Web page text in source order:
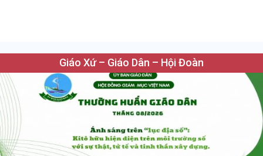
Giáo Xứ – Giáo Dân – Hội Đoàn